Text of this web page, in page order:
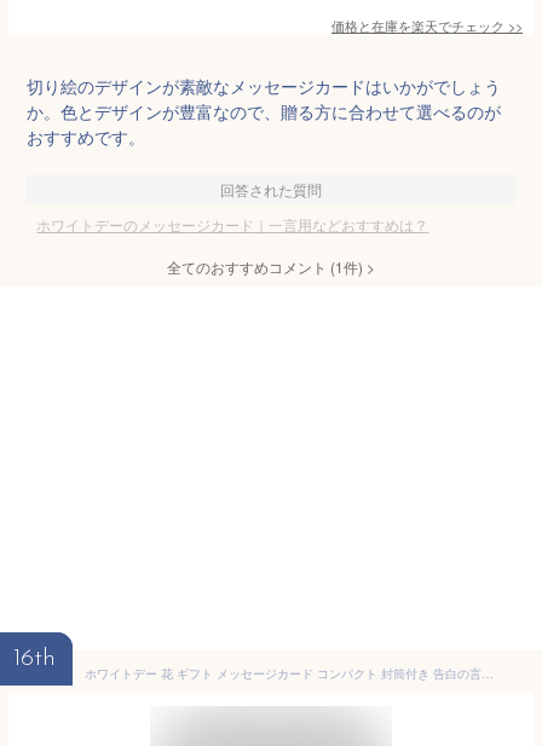
価格と在庫を楽天でチェック >>
切り絵のデザインが素敵なメッセージカードはいかがでしょう
か。色とデザインが豊富なので、贈る方に合わせて選べるのが
おすすめです。
回答された質問
ホワイトデーのメッセージカード｜一言用などおすすめは？
全てのおすすめコメント (1件) >
16th
ホワイトデー 花 ギフト メッセージカード コンパクト 封筒付き 告白の言葉 付き合ってください ポスト投函 ギフト 花束 渡す くまイラスト ボックスフラワー ブック型 立体 ドライフラワー 手作り グリーティングカード ハンドメイド 送料無料